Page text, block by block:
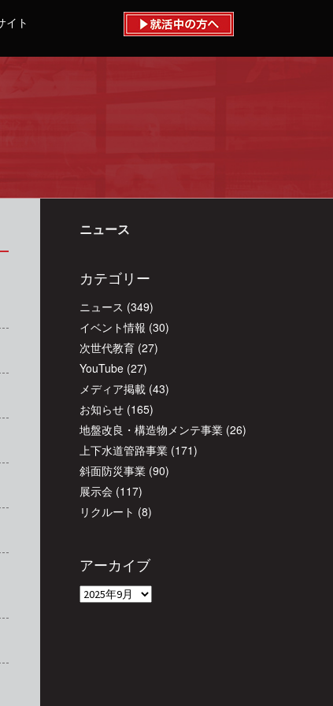
イト
ニュース
カテゴリー
ニュース (349)
イベント情報 (30)
次世代教育 (27)
YouTube (27)
メディア掲載 (43)
お知らせ (165)
地盤改良・構造物メンテ事業 (26)
上下水道管路事業 (171)
斜面防災事業 (90)
展示会 (117)
リクルート (8)
アーカイブ
ア